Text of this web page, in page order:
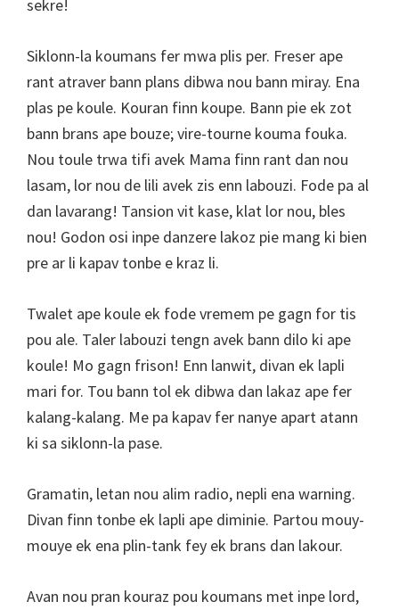
sekre!
Siklonn-la koumans fer mwa plis per. Freser ape
rant atraver bann plans dibwa nou bann miray. Ena
plas pe koule. Kouran finn koupe. Bann pie ek zot
bann brans ape bouze; vire-tourne kouma fouka.
Nou toule trwa tifi avek Mama finn rant dan nou
lasam, lor nou de lili avek zis enn labouzi. Fode pa al
dan lavarang! Tansion vit kase, klat lor nou, bles
nou! Godon osi inpe danzere lakoz pie mang ki bien
pre ar li kapav tonbe e kraz li.
Twalet ape koule ek fode vremem pe gagn for tis
pou ale. Taler labouzi tengn avek bann dilo ki ape
koule! Mo gagn frison! Enn lanwit, divan ek lapli
mari for. Tou bann tol ek dibwa dan lakaz ape fer
kalang-kalang. Me pa kapav fer nanye apart atann
ki sa siklonn-la pase.
Gramatin, letan nou alim radio, nepli ena warning.
Divan finn tonbe ek lapli ape diminie. Partou mouy-
mouye ek ena plin-tank fey ek brans dan lakour.
Avan nou pran kouraz pou koumans met inpe lord,